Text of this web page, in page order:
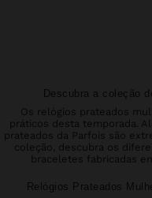
Descubra a coleção
Os relógios prateados
práticos desta temporada.
prateados da Parfois são
coleção, descubra os
braceletes fabricadas
Relógios Prateados